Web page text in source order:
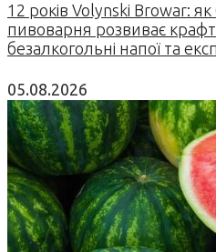
12 років Volynski Browar: як
пивоварня розвиває
безалкогольні напої та
05.08.2026